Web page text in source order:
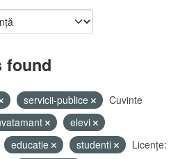
found
servicii-publice
Cuvinte
elevi
educatie studenti
Licenţe: